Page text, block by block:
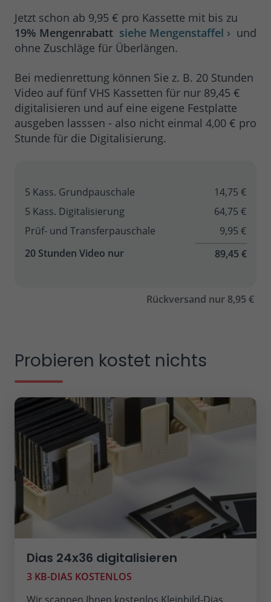
Jetzt schon ab 9,95 € pro Kassette mit bis zu
19% Mengenrabatt siehe Mengenstaffel › und
ohne Zuschläge für Überlängen.
Bei medienrettung können Sie z. B. 20 Stunden
Video auf fünf VHS Kassetten für nur 89,45 €
digitalisieren und auf eine eigene Festplatte
ausgeben lasssen - also nicht einmal 4,00 € pro
Stunde für die Digitalisierung.
5 Kass. Grundpauschale
14,75 €
5 Kass. Digitalisierung
64,75 €
Prüf- und Transferpauschale
9,95 €
20 Stunden Video nur
89,45 €
Rückversand nur 8,95 €
Probieren kostet nichts
Dias 24x36 digitalisieren
3 KB-DIAS KOSTENLOS